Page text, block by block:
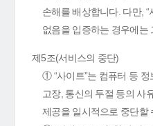
손해를 배상합니다. 다만,
없음을 입증하는 경우에는
제5조(서비스의 중단)
① “사이트”는 컴퓨터 등
고장, 통신의 두절 등의 사
제공을 일시적으로 중단할